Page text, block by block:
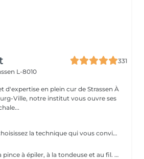
331
L-8010
d'expertise en plein cur de Strassen À
Ville, notre institut vous ouvre ses
Cire, sucre ou pince : choisissez la technique qui vous convient ! Pour un résultat impeccable, chaque séance se termine toujours par une finition minutieuse à la pince. Résultat net, peau douce et parfaite, à chaque fois.
L'épilation à la cire, à la pince à épiler, à la tondeuse et au fil. Toutes nos techniques d'épilation vous garantissent un résultat net et durable. En fin de séance, quelque soit la technique d'épilation choisie, nous utilisons systématiquement une pince à épiler, pour un résultat parfait.